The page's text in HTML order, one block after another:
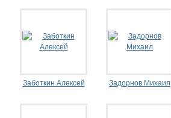
Заботкин Алексей Задорнов Михаил